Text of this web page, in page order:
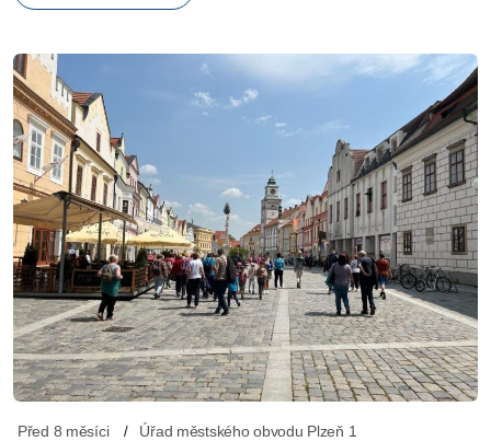
Před 8 měsíci Úřad městského obvodu Plzeň 1